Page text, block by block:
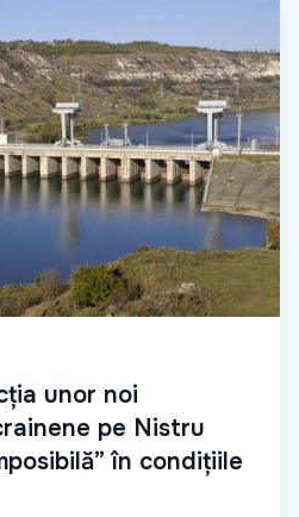
unor noi
pe Nistru
în condițiile